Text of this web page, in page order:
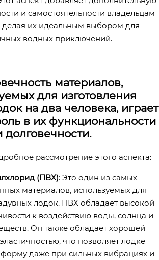
и самостоятельности владельцам
делая их идеальным выбором для
водных приключений.
материалов,
для изготовления
на два человека, играет
в их функциональности
долговечности.
рассмотрение этого аспекта:
(ПВХ): Это один из самых
материалов, используемых для
лодок. ПВХ обладает высокой
к воздействию воды, солнца и
Он также обладает хорошей
что позволяет лодке
даже при сильных вибрациях и